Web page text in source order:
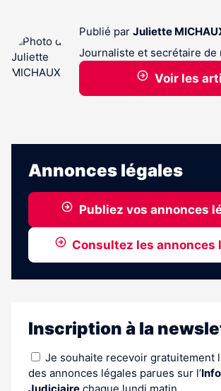
Publié par Juliette
Journaliste et secrétaire de
Voir les
Annonces légales
Publiez vos annonces
Consultez les annonces
Inscription à la
Je souhaite recevoir gratuitement
des annonces légales parues sur l’